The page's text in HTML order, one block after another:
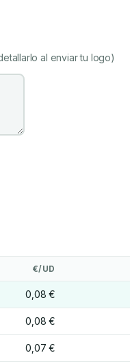
al enviar tu logo)
€/UD
0,08 €
0,08 €
0,07 €